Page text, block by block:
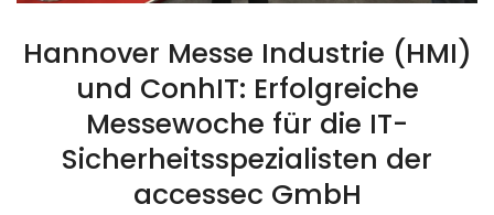
Hannover Messe Industrie (HMI)
und ConhIT: Erfolgreiche
Messewoche für die IT-
Sicherheitsspezialisten der
accessec GmbH